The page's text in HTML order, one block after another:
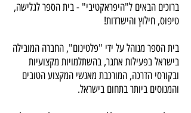
ברוכים הבאים ל"היפראקטיבי" - בית הספר לגלישה,
טיפוס, חילוץ והישרדות!
בית הספר מנוהל על ידי "פלטינום", החברה המובילה
בישראל בפעילות אתגר, בהשתלמויות מקצועיות
ובקורסי הדרכה, המורכבת מאנשי המקצוע הטובים
והמנוסים ביותר בתחום בישראל.